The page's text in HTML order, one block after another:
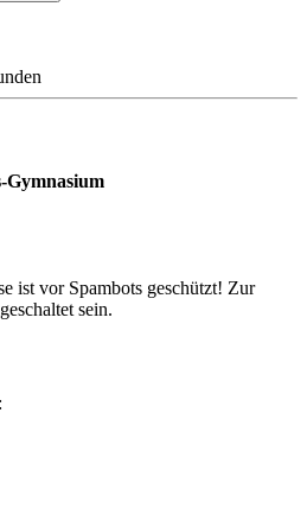
Gymnasium
ist vor Spambots geschützt! Zur
sein.